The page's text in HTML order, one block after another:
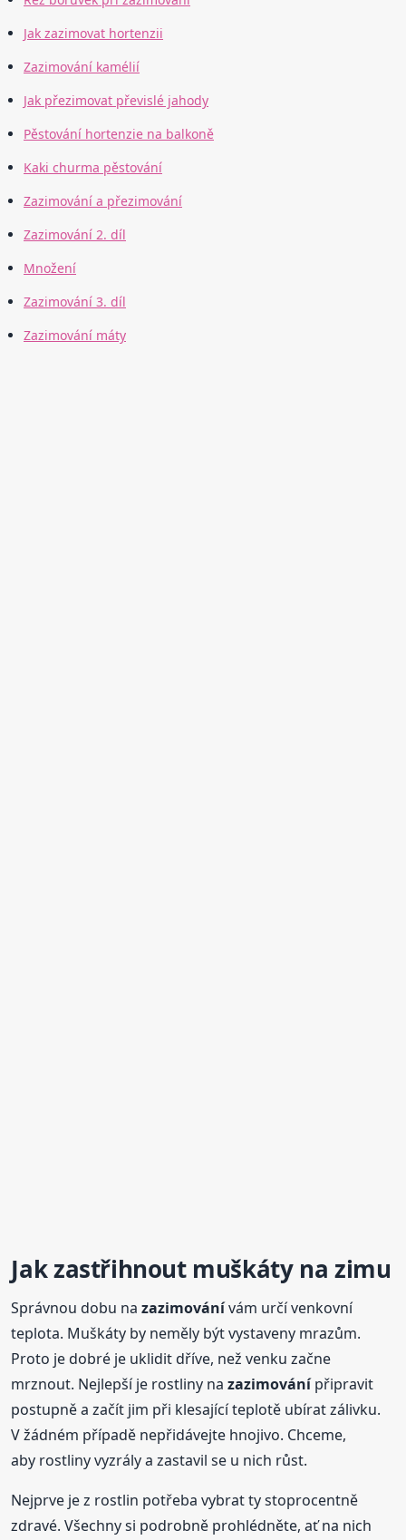
Jak zazimovat hortenzii
Zazimování kamélií
Jak přezimovat převislé jahody
Pěstování hortenzie na balkoně
Kaki churma pěstování
Zazimování a přezimování
Zazimování 2. díl
Množení
Zazimování 3. díl
Zazimování máty
Jak zastřihnout muškáty na zimu
Správnou dobu nazazimovánívám určí venkovní
teplota. Muškáty by neměly být vystaveny mrazům.
Proto je dobré je uklidit dříve, než venku začne
mrznout. Nejlepší je rostliny nazazimovánípřipravit
postupně a začít jim při klesající teplotě ubírat zálivku.
V žádném případě nepřidávejte hnojivo. Chceme,
aby rostliny vyzrály a zastavil se u nich růst.
Nejprve je z rostlin potřeba vybrat ty stoprocentně
zdravé. Všechny si podrobně prohlédněte, ať na nich